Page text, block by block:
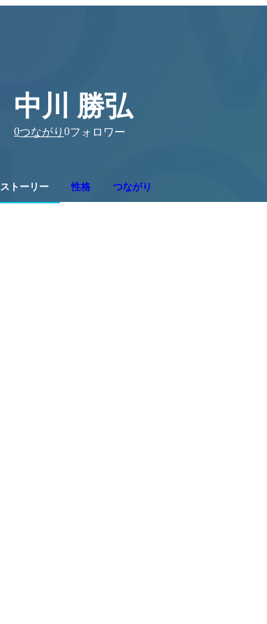
中川 勝弘
0つながり 0フォロワー
ストーリー 性格 つながり